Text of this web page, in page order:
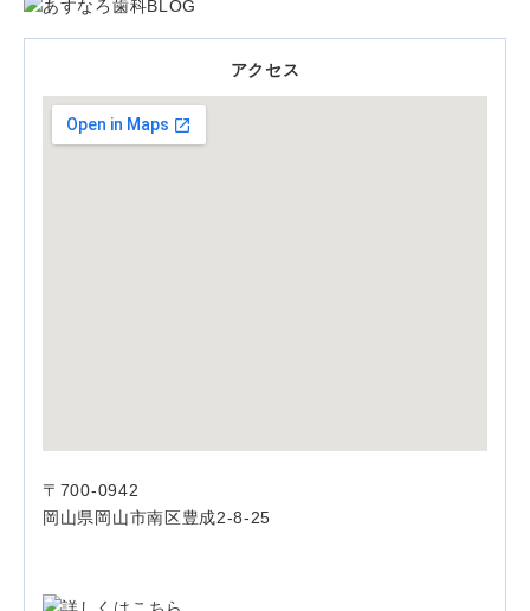
アクセス
〒700-0942
岡山県岡山市南区豊成2-8-25